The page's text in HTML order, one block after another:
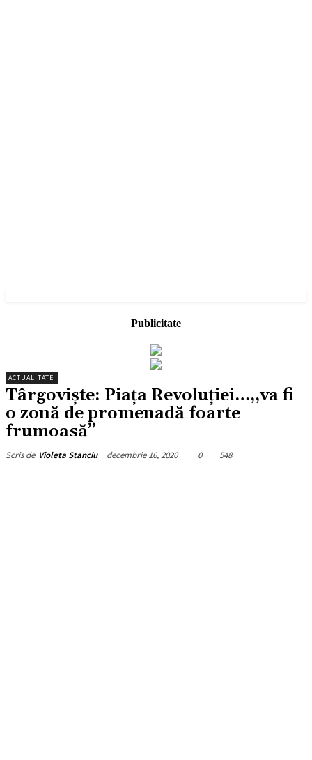
Publicitate
ACTUALITATE
Târgoviște: Piața Revoluției…,,va fi
o zonă de promenadă foarte
frumoasă’’
Scris de Violeta Stanciu decembrie 16, 2020 0 548